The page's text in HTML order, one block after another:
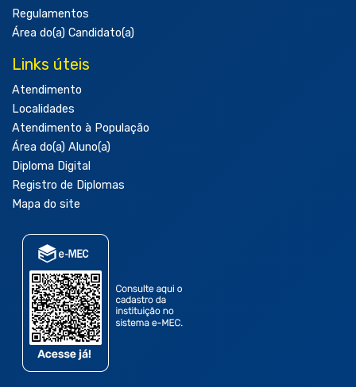
Regulamentos
Área do(a) Candidato(a)
Links úteis
Atendimento
Localidades
Atendimento à População
Área do(a) Aluno(a)
Diploma Digital
Registro de Diplomas
Mapa do site